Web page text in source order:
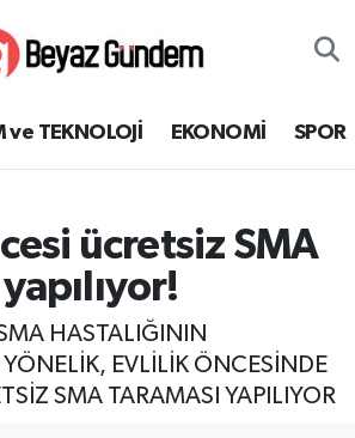
ve TEKNOLOJİ EKONOMİ SPOR
ücretsiz SMA
HASTALIĞININ
EVLİLİK ÖNCESİNDE
SMA TARAMASI YAPILIYOR
Durumu ve Fikstür